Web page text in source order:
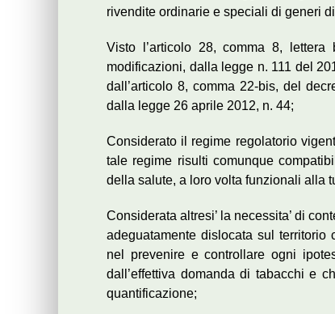
rivendite ordinarie e speciali di generi
Visto l’articolo 28, comma 8,
modificazioni, dalla legge n. 111 del
dall’articolo 8, comma 22-bis, del
dalla legge 26 aprile 2012, n. 44;
Considerato il regime regolatorio
tale regime risulti comunque
della salute, a loro volta funzionali alla
Considerata altresi’ la necessita’ di
adeguatamente dislocata sul territorio
nel prevenire e controllare ogni
dall’effettiva domanda di tabacchi e
quantificazione;